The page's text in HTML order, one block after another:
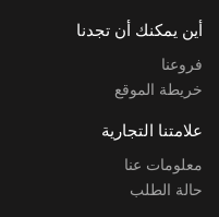
أين يمكنك أن تجدنا
فروعنا
خريطة الموقع
علامتنا التجارية
معلومات عنا
حالة الطلب